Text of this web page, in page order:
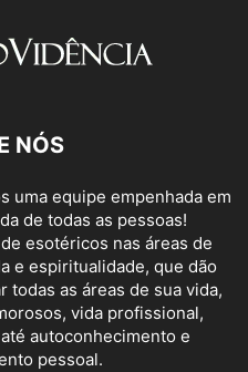
NÓS
uma equipe empenhada em
de todas as pessoas!
esotéricos nas áreas de
e espiritualidade, que dão
todas as áreas de sua vida,
vida profissional,
autoconhecimento e
pessoal.